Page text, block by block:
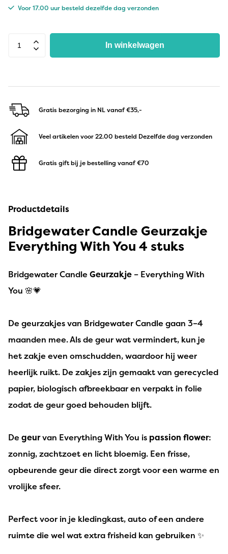
Voor 17.00 uur besteld dezelfde dag verzonden
In winkelwagen
Gratis bezorging in NLvanaf €35,-
Veel artikelen voor 22.00 besteld Dezelfde dag verzonden
Gratis gift bij je bestelling vanaf €70
Productdetails
Bridgewater Candle Geurzakje
Everything With You 4 stuks
Bridgewater Candle Geurzakje – Everything With
You 🌸💗
De geurzakjes van Bridgewater Candle gaan 3–4
maanden mee. Als de geur wat vermindert, kun je
het zakje even omschudden, waardoor hij weer
heerlijk ruikt. De zakjes zijn gemaakt van gerecycled
papier, biologisch afbreekbaar en verpakt in folie
zodat de geur goed behouden blijft.
De geurvan Everything With You is passion flower:
zonnig, zachtzoet en licht bloemig. Een frisse,
opbeurende geur die direct zorgt voor een warme en
vrolijke sfeer.
Perfect voor in je kledingkast, auto of een andere
ruimte die wel wat extra frisheid kan gebruiken ✨